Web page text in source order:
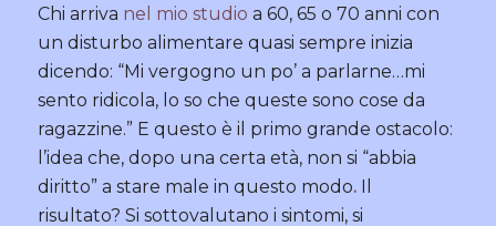
Chi arriva nel mio studio a 60, 65 o 70 anni con
un disturbo alimentare quasi sempre inizia
dicendo: “Mi vergogno un po’ a parlarne…mi
sento ridicola, lo so che queste sono cose da
ragazzine.” E questo è il primo grande ostacolo:
l’idea che, dopo una certa età, non si “abbia
diritto” a stare male in questo modo.
risultato? Si sottovalutano i sintomi, si